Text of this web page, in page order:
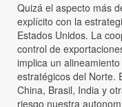
Quizá el aspecto más
explícito con la
Estados Unidos. La
control de
implica un
estratégicos del Norte.
China, Brasil, India y
riesgo nuestra